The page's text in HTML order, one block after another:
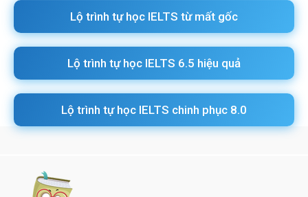
Lộ trình tự học IELTS từ mất gốc
Lộ trình tự học IELTS 6.5 hiệu quả
Lộ trình tự học IELTS chinh phục 8.0